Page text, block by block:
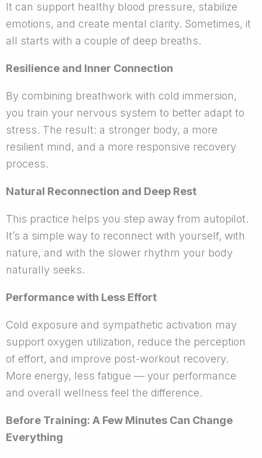
It can support healthy blood pressure, stabilize
emotions, and create mental clarity. Sometimes, it
all starts with a couple of deep breaths.
Resilience and Inner Connection
By combining breathwork with cold immersion,
you train your nervous system to better adapt to
stress. The result: a stronger body, a more
resilient mind, and a more responsive recovery
process.
Natural Reconnection and Deep Rest
This practice helps you step away from autopilot.
It’s a simple way to reconnect with yourself, with
nature, and with the slower rhythm your body
naturally seeks.
Performance with Less Effort
Cold exposure and sympathetic activation may
support oxygen utilization, reduce the perception
of effort, and improve post-workout recovery.
More energy, less fatigue — your performance
and overall wellness feel the difference.
Before Training: A Few Minutes Can Change
Everything